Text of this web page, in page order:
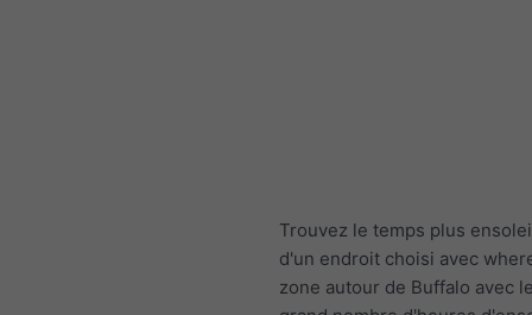
Trouvez le temps plus
d'un endroit choisi avec
zone autour de Buffalo avec